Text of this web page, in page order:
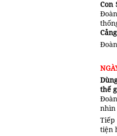
Con
thế
nhìn
tiện